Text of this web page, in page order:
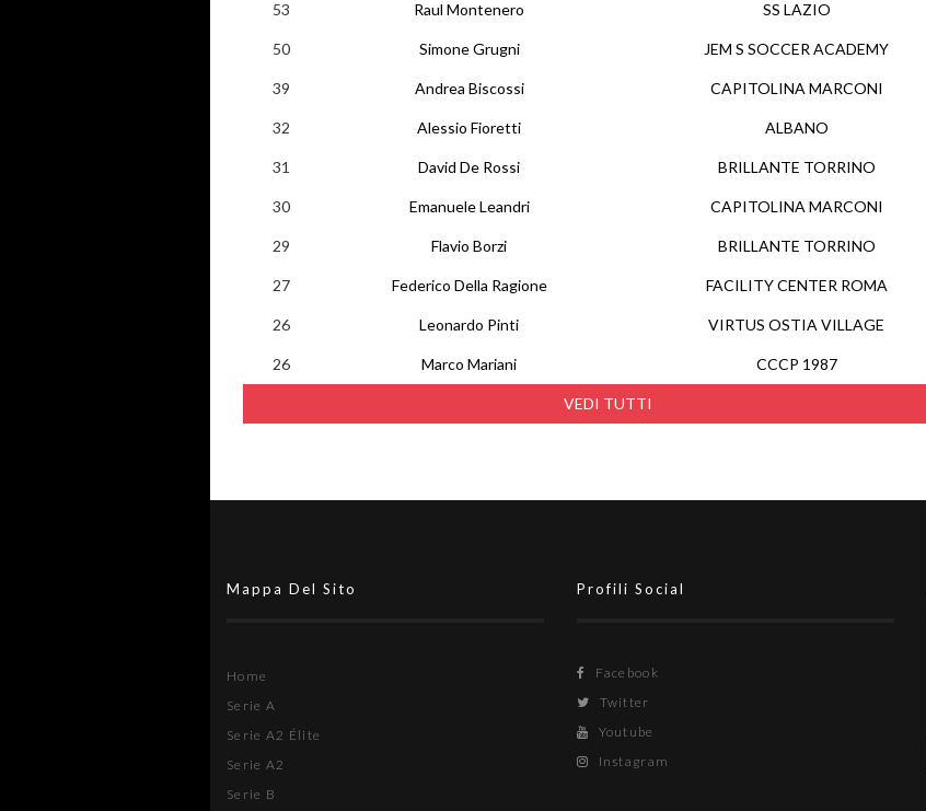
VEDI TUTTI
53 Raul Montenero SS LAZIO
50 Simone Grugni JEM S SOCCER ACADEMY
39 Andrea Biscossi CAPITOLINA MARCONI
32 Alessio Fioretti ALBANO
31 David De Rossi BRILLANTE TORRINO
30 Emanuele Leandri CAPITOLINA MARCONI
29 Flavio Borzi BRILLANTE TORRINO
27 Federico Della Ragione FACILITY CENTER ROMA
26 Leonardo Pinti VIRTUS OSTIA VILLAGE
26 Marco Mariani CCCP 1987
Mappa Del Sito
Home
Serie A
Serie A2 Élite
Serie A2
Serie B
Profili Social
Facebook
Twitter
Youtube
Instagram